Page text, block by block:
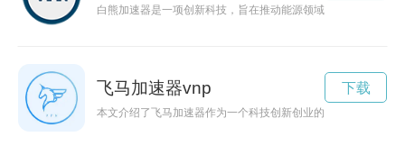
白熊加速器是一项创新科技，旨在推动能源领域的可持续发展
飞马加速器vnp
本文介绍了飞马加速器作为一个科技创新创业的平台，为创业
下载